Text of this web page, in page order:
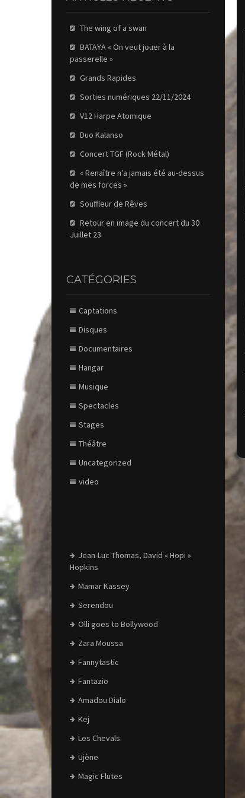
The wing of a swan
BATAYA « On veut jouer à la
passerelle »
Grands Rapides
Sorties numériques 22/11/2024
V12 Harpe Atomique
Duo Kalanso
Concert TGF (Rock Métal)
« Renaître n’a jamais été au-dessus
de mes forces »
Souffleur de Rêves
Retour en image du concert du 30
Juillet 23
CATÉGORIES
Captations
Disques
Documentaires
Hangar
Musique
Spectacles
Stages
Théâtre
Uncategorized
video
Jean-Luc Thomas, David « Hopi »
Hopkins
Mamar Kassey
Serendou
Olli goes to Bollywood
Zara Moussa
Fannytastic
Fantazio
Amadou Dialo
Kej
Les Chevals
Ujène
Magic Flutes